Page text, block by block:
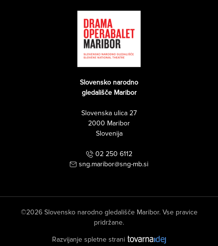
Slovensko narodno
gledališče Maribor
Slovenska ulica 27
2000 Maribor
Slovenija
02 250 6112
sng.maribor@sng-mb.si
©2026 Slovensko narodno gledališče Maribor. Vse pravice
pridržane.
Razvijanje spletne strani